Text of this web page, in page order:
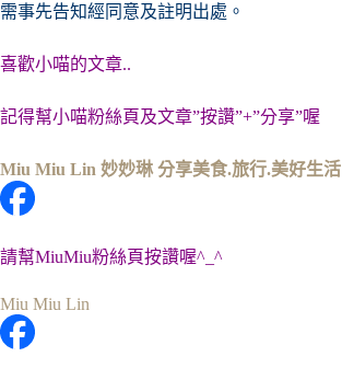
需事先告知經同意及註明出處。
喜歡小喵的文章..
記得幫小喵粉絲頁及文章”按讚”+”分享”喔
Miu Miu Lin 妙妙琳 分享美食.旅行.美好生活
請幫MiuMiu粉絲頁按讚喔^_^
Miu Miu Lin